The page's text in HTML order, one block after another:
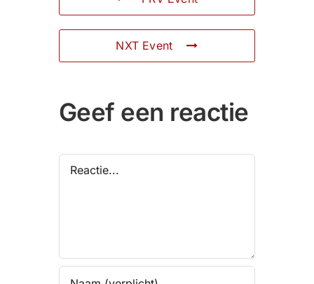
NXT Event
Geef een reactie